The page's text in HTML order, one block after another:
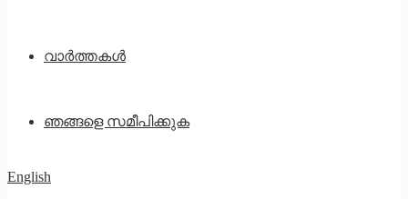
വാർത്തകൾ
ഞങ്ങളെ സമീപിക്കുക
English